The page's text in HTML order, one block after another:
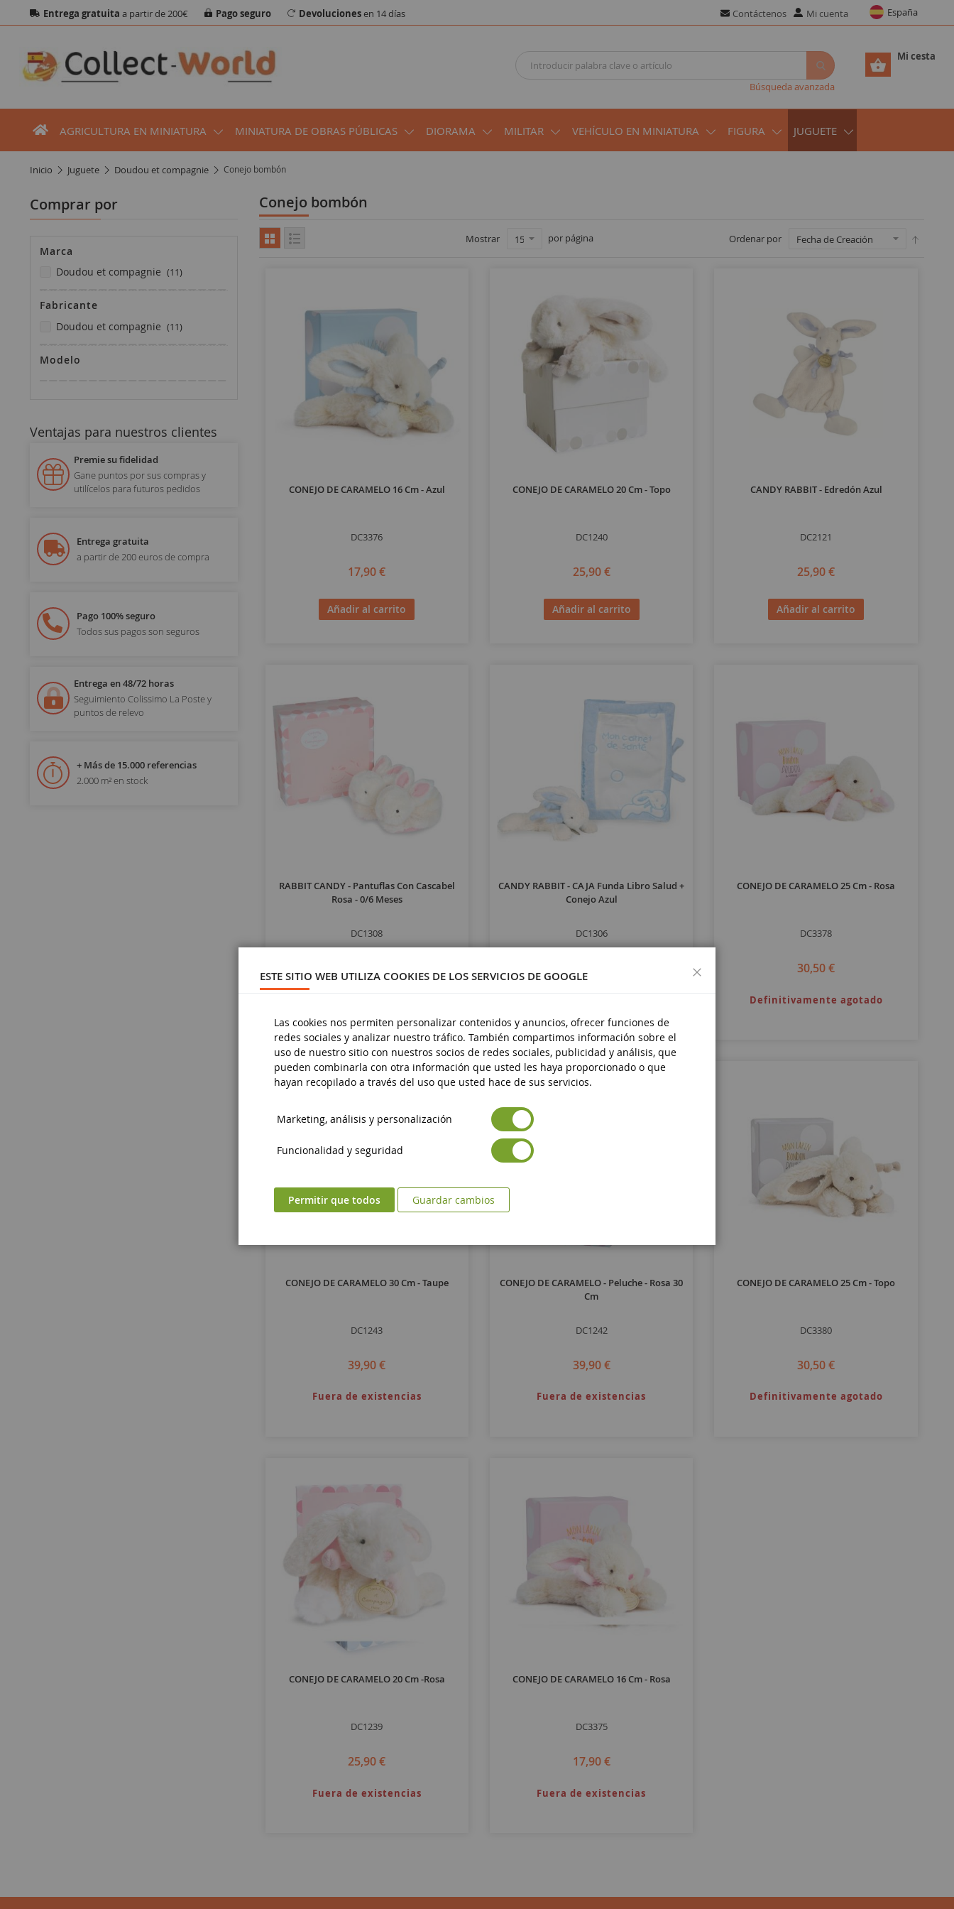
Entrega gratuita a partir de 200€ Pago seguro Devolucionesen 14 días Contáctenos Mi cuenta España
Mi cesta
Búsqueda avanzada
AGRICULTURA EN MINIATURA MINIATURA DE OBRAS PÚBLICAS DIORAMA MILITAR VEHÍCULO EN MINIATURA FIGURA JUGUETE
inicio juguete doudou et compagnie Conejo bombón
Conejo bombón
Ordenar por
Mostrar por página
CONEJO DE CARAMELO 16 Cm - Azul
DC3376
17,90 €
Añadir al carrito
CONEJO DE CARAMELO 20 Cm - Topo
DC1240
25,90 €
Añadir al carrito
CANDY RABBIT - Edredón Azul
DC2121
25,90 €
Añadir al carrito
RABBIT CANDY - Pantuflas Con Cascabel
Rosa - 0/6 Meses
DC1308
CANDY RABBIT - CAJA Funda Libro Salud +
Conejo Azul
DC1306
CONEJO DE CARAMELO 25 Cm - Rosa
DC3378
30,50 €
Definitivamente agotado
CONEJO DE CARAMELO 30 Cm - Taupe
DC1243
39,90 €
Fuera de existencias
CONEJO DE CARAMELO - Peluche - Rosa 30
Cm
DC1242
39,90 €
Fuera de existencias
CONEJO DE CARAMELO 25 Cm - Topo
DC3380
30,50 €
Definitivamente agotado
CONEJO DE CARAMELO 20 Cm -Rosa
DC1239
25,90 €
Fuera de existencias
CONEJO DE CARAMELO 16 Cm - Rosa
DC3375
17,90 €
Fuera de existencias
Comprar por
Marca
doudou et compagnie
11artículos
Fabricante
doudou et compagnie
11artículos
Modelo
Ventajas para nuestros clientes
Premie su fidelidad
Gane puntos por sus compras y
utilícelos para futuros pedidos
Entrega gratuita
a partir de 200 euros de compra
Pago 100% seguro
Todos sus pagos son seguros
Entrega en 48/72 horas
Seguimiento Colissimo La Poste y
puntos de relevo
+ Más de 15.000 referencias
2.000 m² en stock
ESTE SITIO WEB UTILIZA COOKIES DE LOS SERVICIOS DE GOOGLE
Las cookies nos permiten personalizar contenidos y anuncios, ofrecer funciones de
redes sociales y analizar nuestro tráfico. También compartimos información sobre el
uso de nuestro sitio con nuestros socios de redes sociales, publicidad y análisis, que
pueden combinarla con otra información que usted les haya proporcionado o que
hayan recopilado a través del uso que usted hace de sus servicios.
Marketing, análisis y personalización
Funcionalidad y seguridad
Permitir que todos Guardar cambios